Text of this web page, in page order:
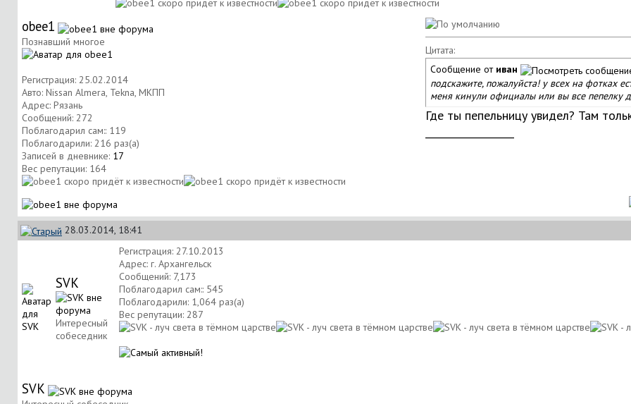
obee1
Познавший многое
Регистрация: 25.02.2014
Авто: Nissan Almera, Tekna, МКПП
Адрес: Рязань
Сообщений: 272
Поблагодарил сам:: 119
Поблагодарили: 216 раз(а)
Записей в дневнике: 17
Вес репутации: 164
Цитата:
Сообщение от иван
подскажите, пожалуйста! у всех на фотках
меня кинули официалы или вы все пепелку
Где ты пепельницу увидел? Там
28.03.2014, 18:41
SVK
Интересный
собеседник
Регистрация: 27.10.2013
Адрес: г. Архангельск
Сообщений: 7,173
Поблагодарил сам:: 545
Поблагодарили: 1,064 раз(а)
Вес репутации: 287
SVK